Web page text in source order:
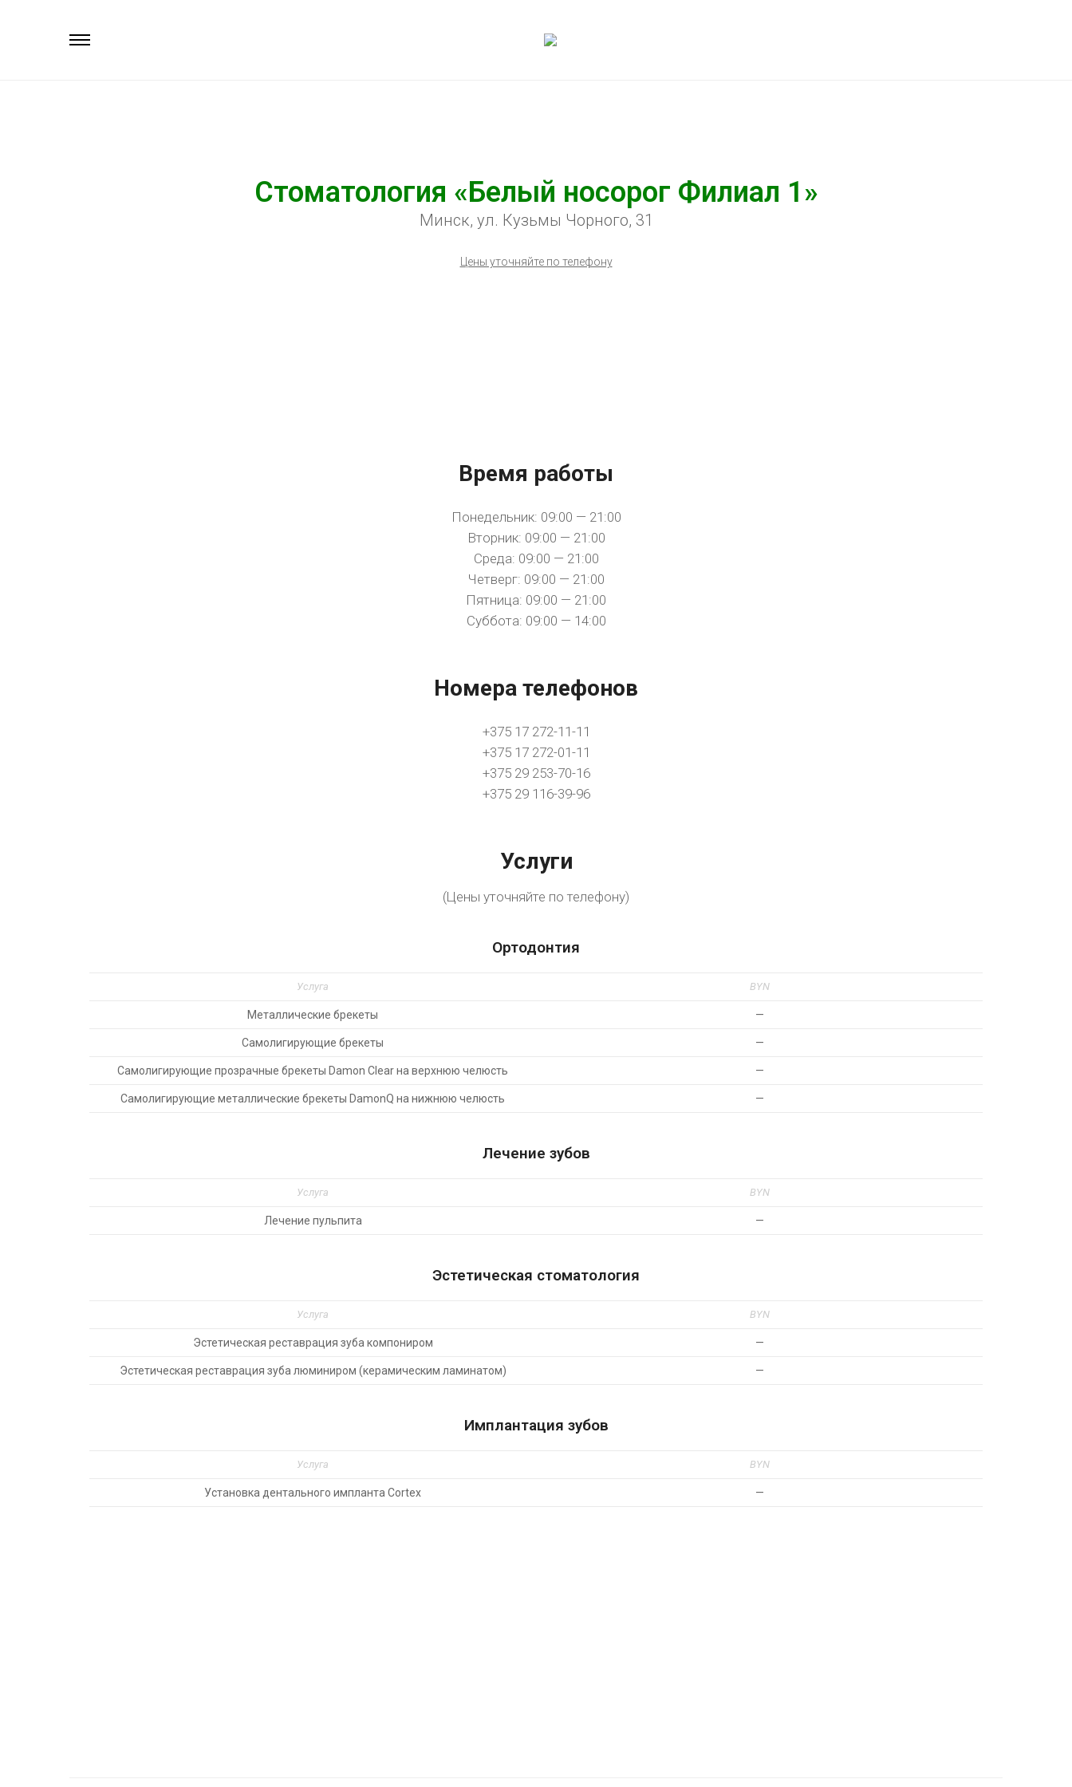
Стоматология «Белый носорог Филиал 1»
Минск, ул. Кузьмы Чорного, 31
Цены уточняйте по телефону
Время работы
Понедельник: 09:00 — 21:00
Вторник: 09:00 — 21:00
Среда: 09:00 — 21:00
Четверг: 09:00 — 21:00
Пятница: 09:00 — 21:00
Суббота: 09:00 — 14:00
Номера телефонов
+375 17 272-11-11
+375 17 272-01-11
+375 29 253-70-16
+375 29 116-39-96
Услуги
(Цены уточняйте по телефону)
Ортодонтия
Услуга BYN
Металлические брекеты —
Самолигирующие брекеты —
Самолигирующие прозрачные брекеты Damon Clear на верхнюю челюсть —
Самолигирующие металлические брекеты DamonQ на нижнюю челюсть —
Лечение зубов
Услуга BYN
Лечение пульпита —
Эстетическая стоматология
Услуга BYN
Эстетическая реставрация зуба компониром —
Эстетическая реставрация зуба люминиром (керамическим ламинатом) —
Имплантация зубов
Услуга BYN
Установка дентального импланта Cortex —